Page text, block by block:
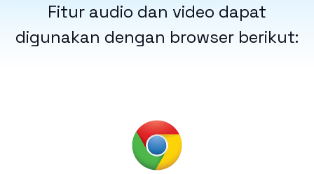
Fitur audio dan video dapat
digunakan dengan browser berikut: